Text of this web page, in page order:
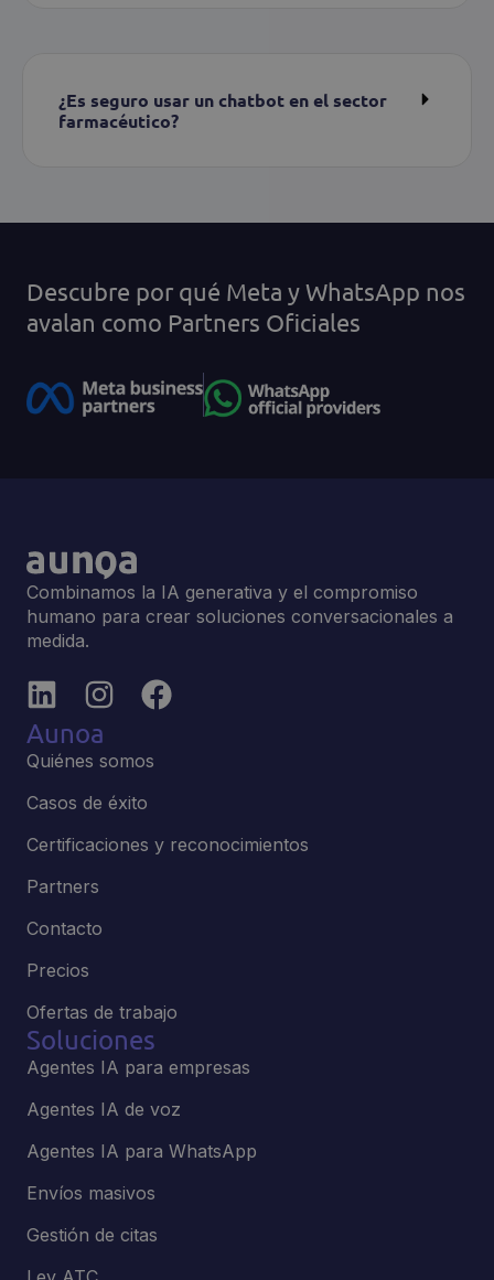
¿Es seguro usar un chatbot en el sector
farmacéutico?
Descubre por qué Meta y WhatsApp nos
avalan como Partners Oficiales
Combinamos la IA generativa y el compromiso
humano para crear soluciones conversacionales a
medida.
Aunoa
Quiénes somos
Casos de éxito
Certificaciones y reconocimientos
Partners
Contacto
Precios
Ofertas de trabajo
Soluciones
Agentes IA para empresas
Agentes IA de voz
Agentes IA para WhatsApp
Envíos masivos
Gestión de citas